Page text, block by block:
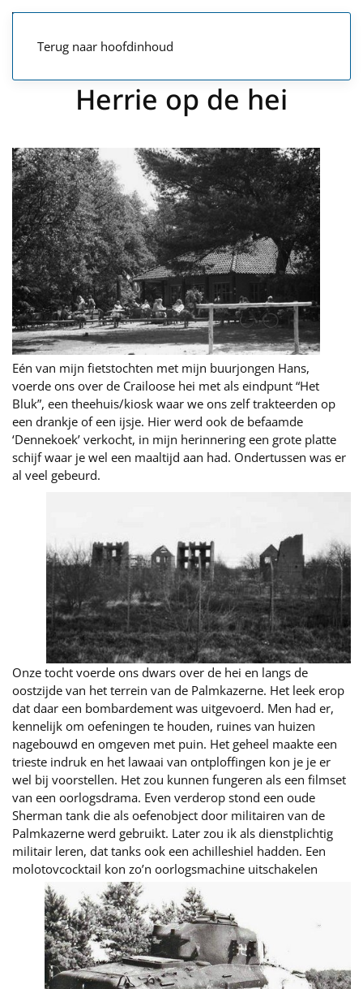
Terug naar hoofdinhoud
Herrie op de hei
Eén van mijn fietstochten met mijn buurjongen Hans,
voerde ons over de Crailoose hei met als eindpunt “Het
Bluk”, een theehuis/kiosk waar we ons zelf trakteerden op
een drankje of een ijsje. Hier werd ook de befaamde
‘Dennekoek’ verkocht, in mijn herinnering een grote platte
schijf waar je wel een maaltijd aan had. Ondertussen was er
al veel gebeurd.
Onze tocht voerde ons dwars over de hei en langs de
oostzijde van het terrein van de Palmkazerne. Het leek erop
dat daar een bombardement was uitgevoerd. Men had er,
kennelijk om oefeningen te houden, ruines van huizen
nagebouwd en omgeven met puin. Het geheel maakte een
trieste indruk en het lawaai van ontploffingen kon je je er
wel bij voorstellen. Het zou kunnen fungeren als een filmset
van een oorlogsdrama. Even verderop stond een oude
Sherman tank die als oefenobject door militairen van de
Palmkazerne werd gebruikt. Later zou ik als dienstplichtig
militair leren, dat tanks ook een achilleshiel hadden. Een
molotovcocktail kon zo’n oorlogsmachine uitschakelen